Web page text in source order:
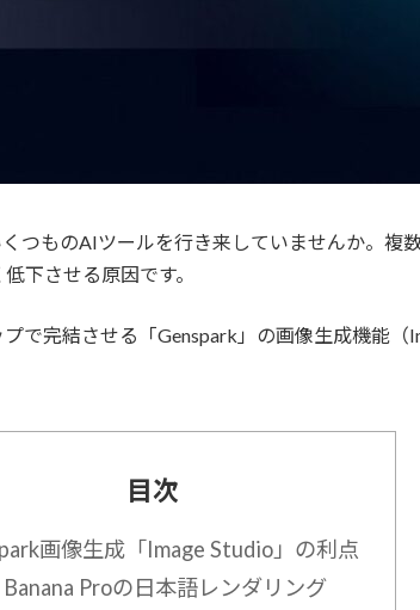
つものAIツールを行き来していませんか。複
下させる原因です。
で完結させる「Genspark」の画像生成機能（
目次
画像生成「Image Studio」の利点
Banana Proの日本語レンダリング